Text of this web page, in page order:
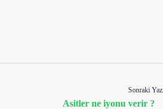
Sonraki
Asitler ne iyonu verir ?